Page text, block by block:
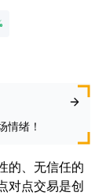
情绪！
的、无信任的
对点交易是创